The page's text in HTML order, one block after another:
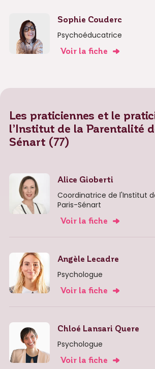
Sophie Couderc
Psychoéducatrice
Voir la fiche
Les praticiennes et le
l’Institut de la Parentalité
Sénart (77)
Alice Gioberti
Coordinatrice de l'Institut
Paris-Sénart
Voir la fiche
Angèle Lecadre
Psychologue
Voir la fiche
Chloé Lansari Quere
Psychologue
Voir la fiche